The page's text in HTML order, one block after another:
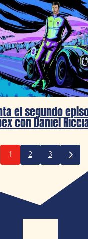
el segundo
con Daniel
1 2 3